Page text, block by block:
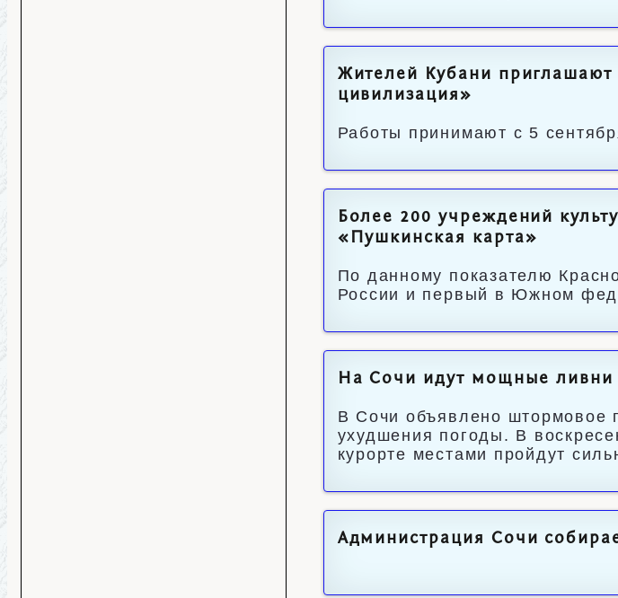
Жителей Кубани приглашают
цивилизация»
Работы принимают с 5
Более 200 учреждений
«Пушкинская карта»
По данному показателю
России и первый в Южном
На Сочи идут мощные
В Сочи объявлено штормовое
ухудшения погоды. В
курорте местами пройдут
Администрация Сочи